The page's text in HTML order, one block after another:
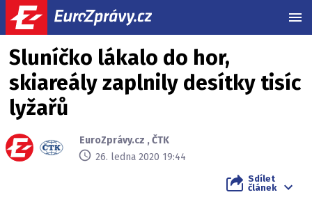
Sluníčko lákalo do hor,
skiareály zaplnily desítky tisíc
lyžařů
EuroZprávy.cz ,ČTK
26. ledna 2020 19:44
Sdílet
článek